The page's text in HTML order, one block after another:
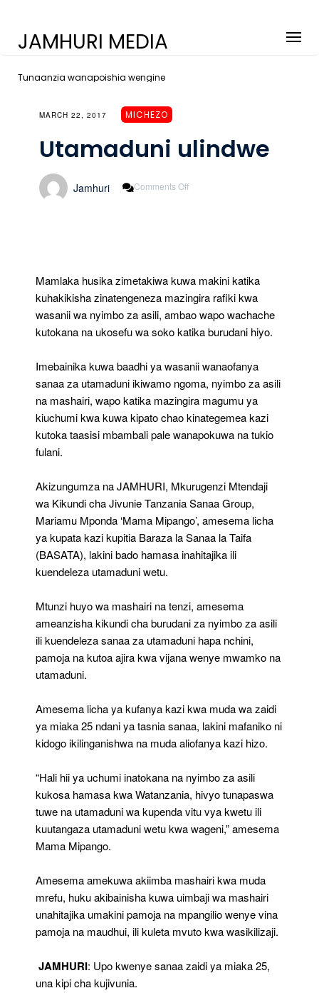
JAMHURI MEDIA
Tunaanzia wanapoishia wengine
MARCH 22, 2017 MICHEZO
Utamaduni ulindwe
Jamhuri Comments Off
Mamlaka husika zimetakiwa kuwa makini katika
kuhakikisha zinatengeneza mazingira rafiki kwa
wasanii wa nyimbo za asili, ambao wapo wachache
kutokana na ukosefu wa soko katika burudani hiyo.
Imebainika kuwa baadhi ya wasanii wanaofanya
sanaa za utamaduni ikiwamo ngoma, nyimbo za asili
na mashairi, wapo katika mazingira magumu ya
kiuchumi kwa kuwa kipato chao kinategemea kazi
kutoka taasisi mbambali pale wanapokuwa na tukio
fulani.
Akizungumza na JAMHURI, Mkurugenzi Mtendaji
wa Kikundi cha Jivunie Tanzania Sanaa Group,
Mariamu Mponda ‘Mama Mipango’, amesema licha
ya kupata kazi kupitia Baraza la Sanaa la Taifa
(BASATA), lakini bado hamasa inahitajika ili
kuendeleza utamaduni wetu.
Mtunzi huyo wa mashairi na tenzi, amesema
ameanzisha kikundi cha burudani za nyimbo za asili
ili kuendeleza sanaa za utamaduni hapa nchini,
pamoja na kutoa ajira kwa vijana wenye mwamko na
utamaduni.
Amesema licha ya kufanya kazi kwa muda wa zaidi
ya miaka 25 ndani ya tasnia sanaa, lakini mafaniko ni
kidogo ikilinganishwa na muda aliofanya kazi hizo.
“Hali hii ya uchumi inatokana na nyimbo za asili
kukosa hamasa kwa Watanzania, hivyo tunapaswa
tuwe na utamaduni wa kupenda vitu vya kwetu ili
kuutangaza utamaduni wetu kwa wageni,” amesema
Mama Mipango.
Amesema amekuwa akiimba mashairi kwa muda
mrefu, huku akibainisha kuwa uimbaji wa mashairi
unahitajika umakini pamoja na mpangilio wenye vina
pamoja na maudhui, ili kuleta mvuto kwa wasikilizaji.
JAMHURI: Upo kwenye sanaa zaidi ya miaka 25,
una kipi cha kujivunia.